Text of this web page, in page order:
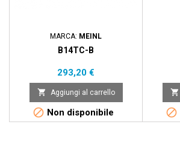
MARCA: MEINL
B14TC-B
Prezzo
293,20 €
 Aggiungi al carrello
 Non disponibile

